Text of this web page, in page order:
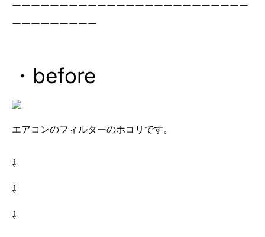
ーーーーーーーーーーーーーーーーーーーーーーーーー
ーーーーーーーーー
・before
エアコンのフィルターのホコリです。
⇩
⇩
⇩